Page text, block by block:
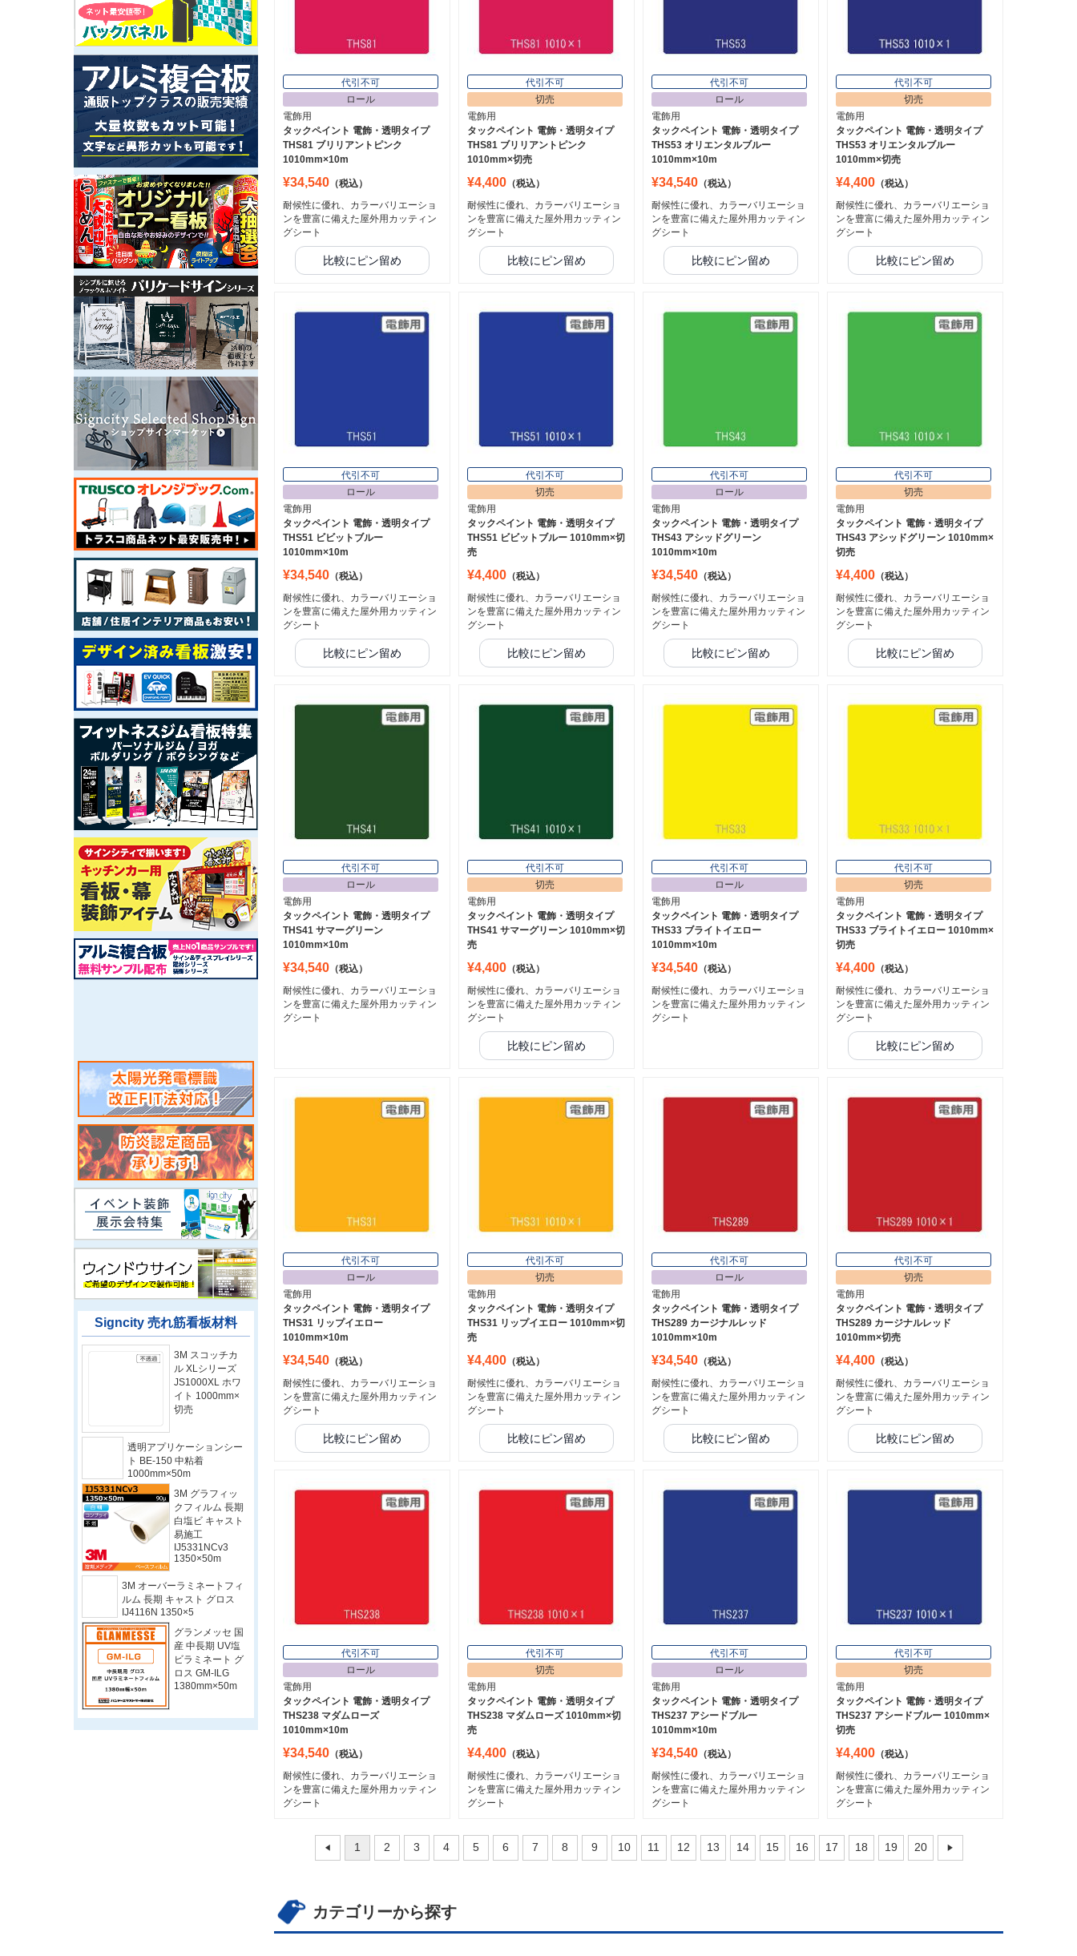
代引不可
ロール
電飾用
タックペイント 電飾・透明タイプ
THS81 ブリリアントピンク
1010mm×10m
¥34,540 （税込）
耐候性に優れ、カラーバリエーショ
ンを豊富に備えた屋外用カッティン
グシート
比較にピン留め
代引不可
切売
電飾用
タックペイント 電飾・透明タイプ
THS81 ブリリアントピンク
1010mm×切売
¥4,400 （税込）
耐候性に優れ、カラーバリエーショ
ンを豊富に備えた屋外用カッティン
グシート
比較にピン留め
代引不可
ロール
電飾用
タックペイント 電飾・透明タイプ
THS53 オリエンタルブルー
1010mm×10m
¥34,540 （税込）
耐候性に優れ、カラーバリエーショ
ンを豊富に備えた屋外用カッティン
グシート
比較にピン留め
代引不可
切売
電飾用
タックペイント 電飾・透明タイプ
THS53 オリエンタルブルー
1010mm×切売
¥4,400 （税込）
耐候性に優れ、カラーバリエーショ
ンを豊富に備えた屋外用カッティン
グシート
比較にピン留め
代引不可
ロール
電飾用
タックペイント 電飾・透明タイプ
THS51 ビビットブルー
1010mm×10m
¥34,540 （税込）
耐候性に優れ、カラーバリエーショ
ンを豊富に備えた屋外用カッティン
グシート
比較にピン留め
代引不可
切売
電飾用
タックペイント 電飾・透明タイプ
THS51 ビビットブルー 1010mm×切
売
¥4,400 （税込）
耐候性に優れ、カラーバリエーショ
ンを豊富に備えた屋外用カッティン
グシート
比較にピン留め
代引不可
ロール
電飾用
タックペイント 電飾・透明タイプ
THS43 アシッドグリーン
1010mm×10m
¥34,540 （税込）
耐候性に優れ、カラーバリエーショ
ンを豊富に備えた屋外用カッティン
グシート
比較にピン留め
代引不可
切売
電飾用
タックペイント 電飾・透明タイプ
THS43 アシッドグリーン 1010mm×
切売
¥4,400 （税込）
耐候性に優れ、カラーバリエーショ
ンを豊富に備えた屋外用カッティン
グシート
比較にピン留め
代引不可
ロール
電飾用
タックペイント 電飾・透明タイプ
THS41 サマーグリーン
1010mm×10m
¥34,540 （税込）
耐候性に優れ、カラーバリエーショ
ンを豊富に備えた屋外用カッティン
グシート
代引不可
切売
電飾用
タックペイント 電飾・透明タイプ
THS41 サマーグリーン 1010mm×切
売
¥4,400 （税込）
耐候性に優れ、カラーバリエーショ
ンを豊富に備えた屋外用カッティン
グシート
比較にピン留め
代引不可
ロール
電飾用
タックペイント 電飾・透明タイプ
THS33 ブライトイエロー
1010mm×10m
¥34,540 （税込）
耐候性に優れ、カラーバリエーショ
ンを豊富に備えた屋外用カッティン
グシート
代引不可
切売
電飾用
タックペイント 電飾・透明タイプ
THS33 ブライトイエロー 1010mm×
切売
¥4,400 （税込）
耐候性に優れ、カラーバリエーショ
ンを豊富に備えた屋外用カッティン
グシート
比較にピン留め
代引不可
ロール
電飾用
タックペイント 電飾・透明タイプ
THS31 リップイエロー
1010mm×10m
¥34,540 （税込）
耐候性に優れ、カラーバリエーショ
ンを豊富に備えた屋外用カッティン
グシート
比較にピン留め
代引不可
切売
電飾用
タックペイント 電飾・透明タイプ
THS31 リップイエロー 1010mm×切
売
¥4,400 （税込）
耐候性に優れ、カラーバリエーショ
ンを豊富に備えた屋外用カッティン
グシート
比較にピン留め
代引不可
ロール
電飾用
タックペイント 電飾・透明タイプ
THS289 カージナルレッド
1010mm×10m
¥34,540 （税込）
耐候性に優れ、カラーバリエーショ
ンを豊富に備えた屋外用カッティン
グシート
比較にピン留め
代引不可
切売
電飾用
タックペイント 電飾・透明タイプ
THS289 カージナルレッド
1010mm×切売
¥4,400 （税込）
耐候性に優れ、カラーバリエーショ
ンを豊富に備えた屋外用カッティン
グシート
比較にピン留め
代引不可
ロール
電飾用
タックペイント 電飾・透明タイプ
THS238 マダムローズ
1010mm×10m
¥34,540 （税込）
耐候性に優れ、カラーバリエーショ
ンを豊富に備えた屋外用カッティン
グシート
代引不可
切売
電飾用
タックペイント 電飾・透明タイプ
THS238 マダムローズ 1010mm×切
売
¥4,400 （税込）
耐候性に優れ、カラーバリエーショ
ンを豊富に備えた屋外用カッティン
グシート
代引不可
ロール
電飾用
タックペイント 電飾・透明タイプ
THS237 アシードブルー
1010mm×10m
¥34,540 （税込）
耐候性に優れ、カラーバリエーショ
ンを豊富に備えた屋外用カッティン
グシート
代引不可
切売
電飾用
タックペイント 電飾・透明タイプ
THS237 アシードブルー 1010mm×
切売
¥4,400 （税込）
耐候性に優れ、カラーバリエーショ
ンを豊富に備えた屋外用カッティン
グシート
1 2 3 4 5 6 7 8 9 10 11 12 13 14 15 16 17 18 19 20
カテゴリーから探す
Signcity 売れ筋看板材料
3M スコッチカ
ル XLシリーズ
JS1000XL ホワ
イト 1000mm×
切売
透明アプリケーションシー
ト BE-150 中粘着
1000mm×50m
3M グラフィッ
クフィルム 長期
白塩ビ キャスト
易施工
IJ5331NCv3
1350×50m
3M オーバーラミネートフィ
ルム 長期 キャスト グロス
IJ4116N 1350×5
グランメッセ 国
産 中長期 UV塩
ビラミネート グ
ロス GM-ILG
1380mm×50m